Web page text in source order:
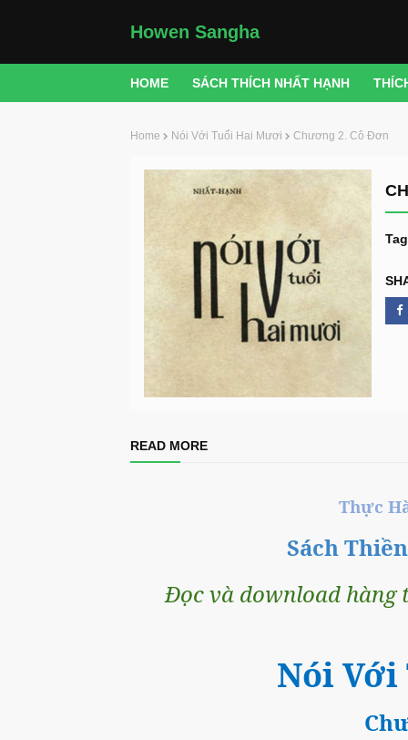
Howen Sangha
HOME SÁCH THÍCH NHẤT HẠNH
Home Nói Với Tuổi Hai Mươi Chương 2. Cô Đơn
READ MORE
Thực
Sách
Đọc và download hàng
Nói